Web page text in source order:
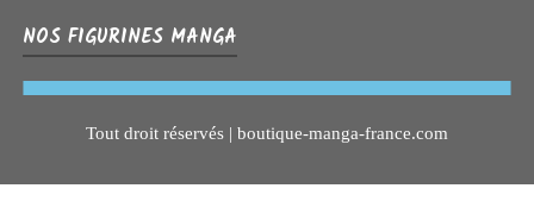
NOS FIGURINES MANGA
Tout droit réservés | boutique-manga-france.com